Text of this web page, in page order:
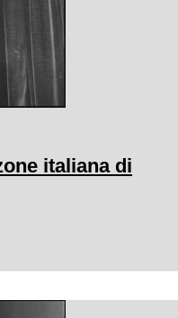
italiana di